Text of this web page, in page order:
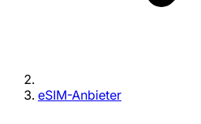
eSIM-Anbieter